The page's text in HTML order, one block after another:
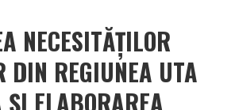
NECESITĂȚILOR
DIN REGIUNEA UTA
ELABORAREA